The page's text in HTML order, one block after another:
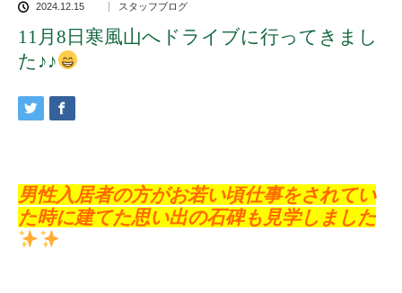
2024.12.15 スタッフブログ
11月8日寒風山へドライブに行ってきまし
た♪♪
男性入居者の方がお若い頃仕事をされてい
た時に建てた思い出の石碑も見学しました